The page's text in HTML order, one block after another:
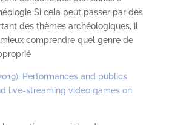
Si cela peut passer par des
des thèmes archéologiques, il
comprendre quel genre de
Performances and publics
live-streaming video games on